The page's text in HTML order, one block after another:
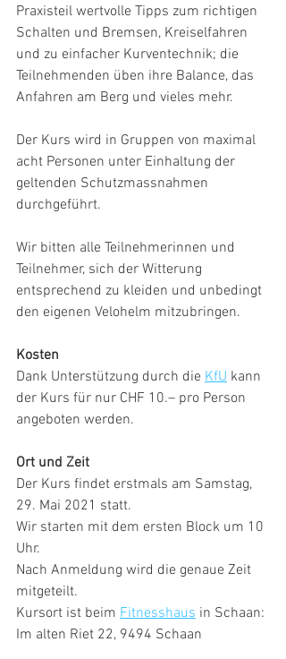
Praxisteil wertvolle Tipps zum richtigen
Schalten und Bremsen, Kreiselfahren
und zu einfacher Kurventechnik; die
Teilnehmenden üben ihre Balance, das
Anfahren am Berg und vieles mehr.
Der Kurs wird in Gruppen von maximal
acht Personen unter Einhaltung der
geltenden Schutzmassnahmen
durchgeführt.
Wir bitten alle Teilnehmerinnen und
Teilnehmer, sich der Witterung
entsprechend zu kleiden und unbedingt
den eigenen Velohelm mitzubringen.
Kosten
Dank Unterstützung durch die KfU kann
der Kurs für nur CHF 10.– pro Person
angeboten werden.
Ort und Zeit
Der Kurs findet erstmals am Samstag,
29. Mai 2021 statt.
Wir starten mit dem ersten Block um 10
Uhr.
Nach Anmeldung wird die genaue Zeit
mitgeteilt.
Kursort ist beim Fitnesshaus in Schaan:
Im alten Riet 22, 9494 Schaan